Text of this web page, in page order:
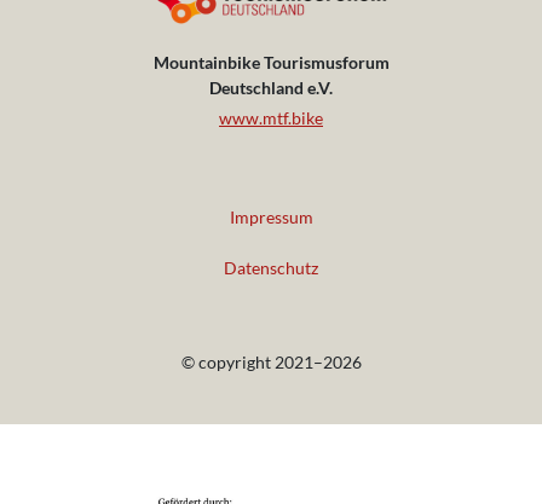
Mountainbike Tourismusforum
Deutschland e.V.
www.mtf.bike
Impressum
Datenschutz
© copyright 2021–2026